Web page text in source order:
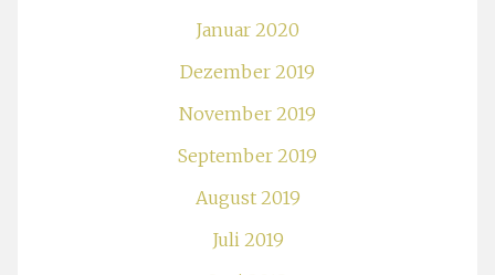
Januar 2020
Dezember 2019
November 2019
September 2019
August 2019
Juli 2019